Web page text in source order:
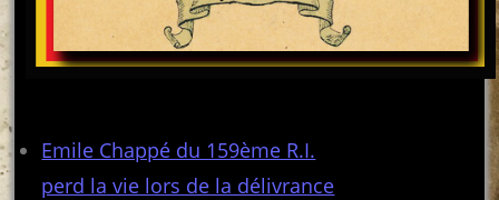
Emile Chappé du 159ème R.I.
perd la vie lors de la délivrance